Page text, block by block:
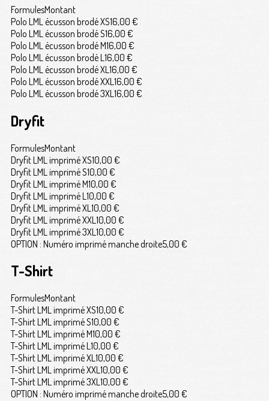
FormulesMontant
Polo LML écusson brodé XS16,00 €
Polo LML écusson brodé S16,00 €
Polo LML écusson brodé M16,00 €
Polo LML écusson brodé L 16,00 €
Polo LML écusson brodé XL 16,00 €
Polo LML écusson brodé XXL 16,00 €
Polo LML écusson brodé 3XL 16,00 €
Dryfit
FormulesMontant
Dryfit LML imprimé XS10,00 €
Dryfit LML imprimé S10,00 €
Dryfit LML imprimé M10,00 €
Dryfit LML imprimé L 10,00 €
Dryfit LML imprimé XL 10,00 €
Dryfit LML imprimé XXL 10,00 €
Dryfit LML imprimé 3XL 10,00 €
OPTION : Numéro imprimé manche droite5,00 €
T-Shirt
FormulesMontant
T-Shirt LML imprimé XS10,00 €
T-Shirt LML imprimé S10,00 €
T-Shirt LML imprimé M10,00 €
T-Shirt LML imprimé L10,00 €
T-Shirt LML imprimé XL10,00 €
T-Shirt LML imprimé XXL10,00 €
T-Shirt LML imprimé 3XL10,00 €
OPTION : Numéro imprimé manche droite5,00 €